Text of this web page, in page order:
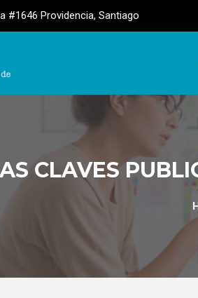
#1646 Providencia, Santiago
CLAVES